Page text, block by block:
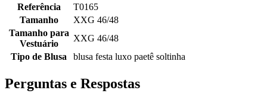
Referência
T0165
Tamanho
XXG 46/48
Tamanho para
Vestuário
XXG 46/48
Tipo de Blusa
blusa festa luxo paetê soltinha
Perguntas e Respostas